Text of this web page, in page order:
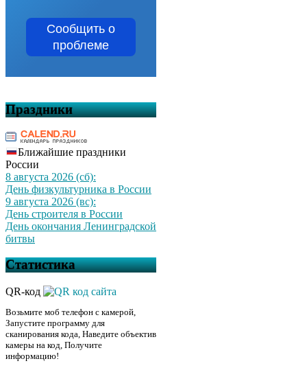
Сообщить о
проблеме
Праздники
Ближайшие праздники
России
8 августа 2026 (сб):
День физкультурника в России
9 августа 2026 (вс):
День строителя в России
День окончания Ленинградской
битвы
Статистика
QR-код
Возьмите моб телефон с камерой,
Запустите программу для
сканирования кода, Наведите объектив
камеры на код, Получите
информацию!